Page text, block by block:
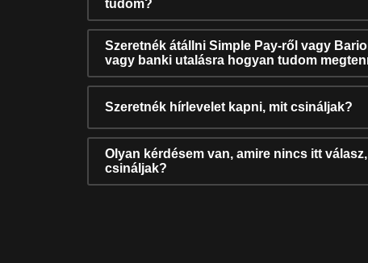
tudom?
Szeretnék átállni Simple Pay-ről vagy
vagy banki utalásra hogyan tudom
Szeretnék hírlevelet kapni, mit csináljak?
Olyan kérdésem van, amire nincs itt
csináljak?